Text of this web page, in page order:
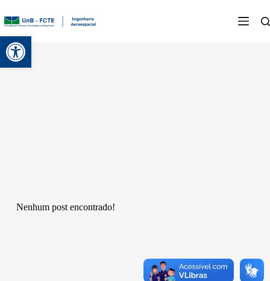
Abrir a barra de ferramentas
Nenhum post encontrado!